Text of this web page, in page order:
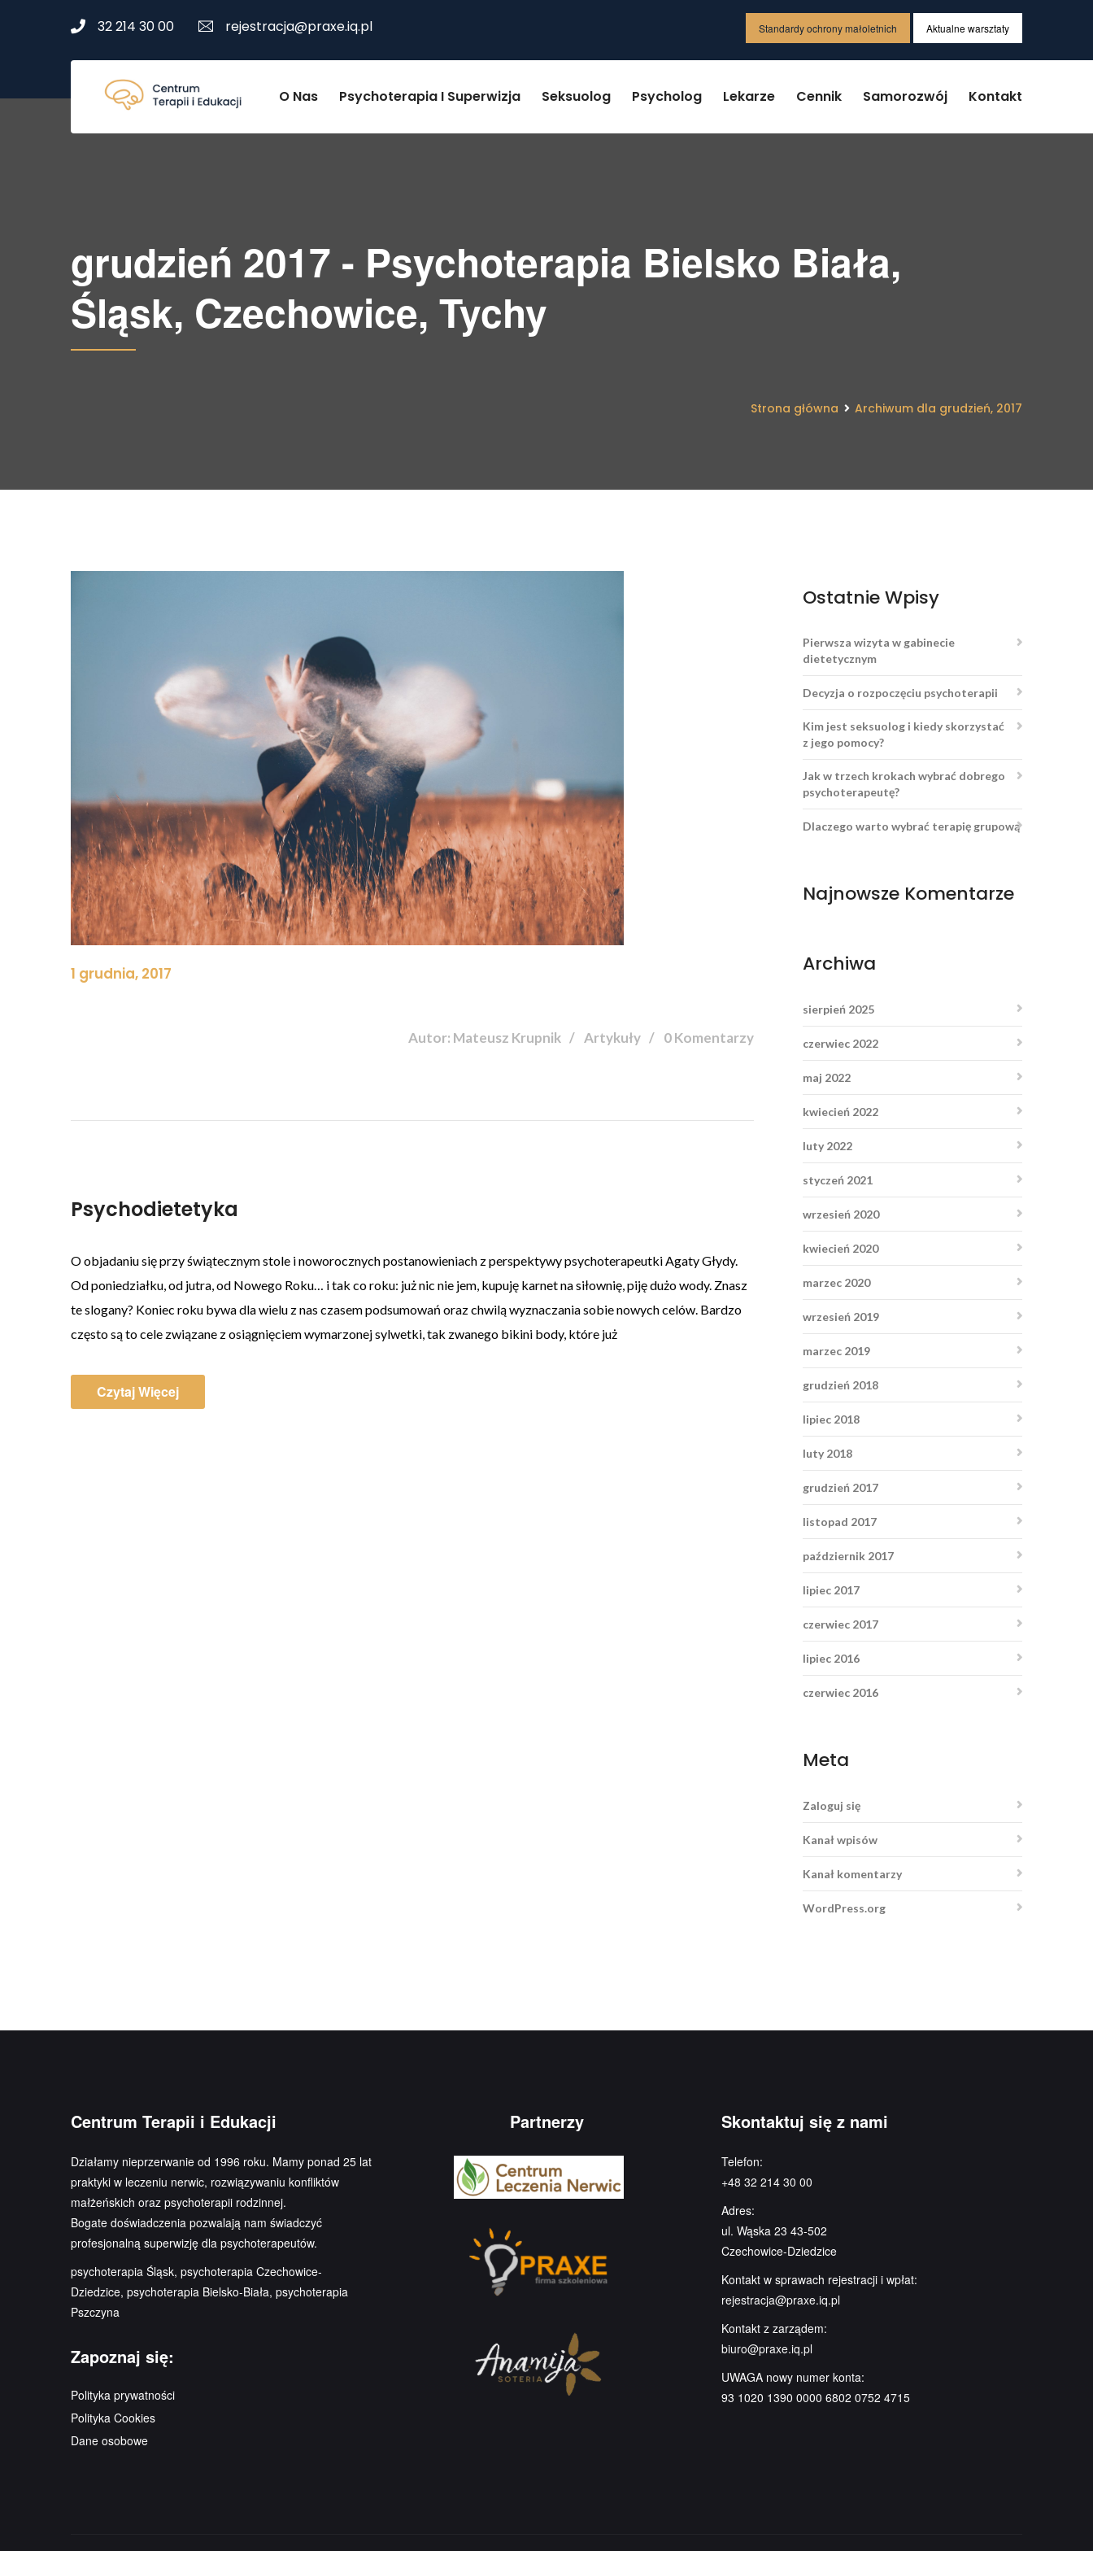
32 214 30 00 rejestracja@praxe.iq.pl Standardy ochrony małoletnich Aktualne warsztaty
O Nas Psychoterapia I Superwizja Seksuolog Psycholog Lekarze Cennik Samorozwój Kontakt
grudzień 2017 - Psychoterapia Bielsko Biała,
Śląsk, Czechowice, Tychy
Strona główna Archiwum dla grudzień, 2017
1 grudnia, 2017
Autor: Mateusz Krupnik Artykuły 0 Komentarzy
Psychodietetyka
O objadaniu się przy świątecznym stole i noworocznych postanowieniach z perspektywy psychoterapeutki Agaty Głydy.
Od poniedziałku, od jutra, od Nowego Roku… i tak co roku: już nic nie jem, kupuję karnet na siłownię, piję dużo wody. Znasz
te slogany? Koniec roku bywa dla wielu z nas czasem podsumowań oraz chwilą wyznaczania sobie nowych celów. Bardzo
często są to cele związane z osiągnięciem wymarzonej sylwetki, tak zwanego bikini body, które już
Czytaj Więcej
Ostatnie Wpisy
Pierwsza wizyta w gabinecie
dietetycznym
Decyzja o rozpoczęciu psychoterapii
Kim jest seksuolog i kiedy skorzystać
z jego pomocy?
Jak w trzech krokach wybrać dobrego
psychoterapeutę?
Dlaczego warto wybrać terapię grupową
Najnowsze Komentarze
Archiwa
sierpień 2025
czerwiec 2022
maj 2022
kwiecień 2022
luty 2022
styczeń 2021
wrzesień 2020
kwiecień 2020
marzec 2020
wrzesień 2019
marzec 2019
grudzień 2018
lipiec 2018
luty 2018
grudzień 2017
listopad 2017
październik 2017
lipiec 2017
czerwiec 2017
lipiec 2016
czerwiec 2016
Meta
Zaloguj się
Kanał wpisów
Kanał komentarzy
WordPress.org
Centrum Terapii i Edukacji
Działamy nieprzerwanie od 1996 roku. Mamy ponad 25 lat
praktyki w leczeniu nerwic, rozwiązywaniu konfliktów
małżeńskich oraz psychoterapii rodzinnej.
Bogate doświadczenia pozwalają nam świadczyć
profesjonalną superwizję dla psychoterapeutów.
psychoterapia Śląsk, psychoterapia Czechowice-
Dziedzice, psychoterapia Bielsko-Biała, psychoterapia
Pszczyna
Zapoznaj się:
Polityka prywatności
Polityka Cookies
Dane osobowe
Partnerzy Skontaktuj się z nami
Telefon:
+48 32 214 30 00
Adres:
ul. Wąska 23 43-502
Czechowice-Dziedzice
Kontakt w sprawach rejestracji i wpłat:
rejestracja@praxe.iq.pl
Kontakt z zarządem:
biuro@praxe.iq.pl
UWAGA nowy numer konta:
93 1020 1390 0000 6802 0752 4715